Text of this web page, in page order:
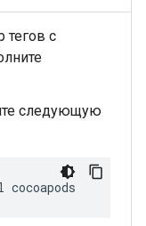
с
следующую